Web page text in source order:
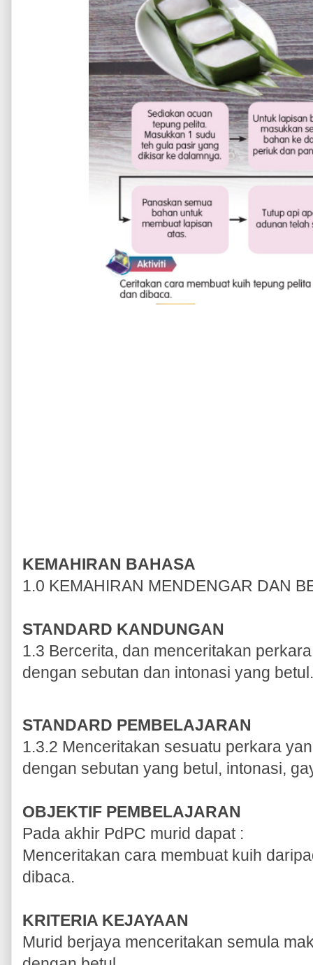
KEMAHIRAN BAHASA
1.0 KEMAHIRAN MENDENGAR DAN
STANDARD KANDUNGAN
1.3 Bercerita, dan menceritakan
dengan sebutan dan intonasi yang
STANDARD PEMBELAJARAN
1.3.2 Menceritakan sesuatu perkara
dengan sebutan yang betul, intonasi,
OBJEKTIF PEMBELAJARAN
Pada akhir PdPC murid dapat :
Menceritakan cara membuat kuih
dibaca.
KRITERIA KEJAYAAN
Murid berjaya menceritakan semula